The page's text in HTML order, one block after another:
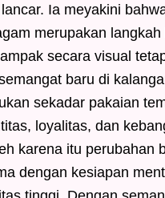
Ia meyakini
merupakan
secara visual
baru di
sekadar pakaian
loyalitas, dan
karena itu perubahan
dengan kesiapan